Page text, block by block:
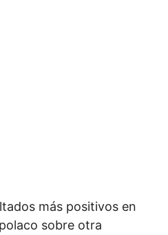
más positivos en
sobre otra